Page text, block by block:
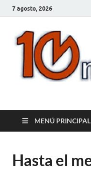
7 agosto, 2026
MENÚ PRINCIPAL
Hasta el